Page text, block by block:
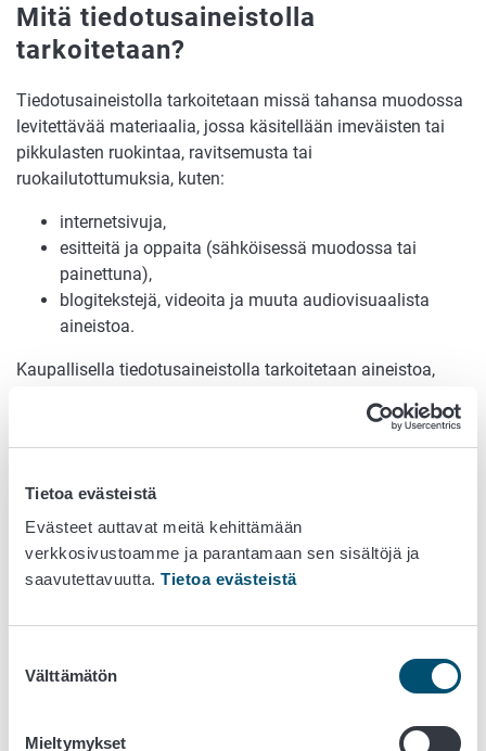
Tietoa evästeistä
Evästeet auttavat meitä kehittämään
verkkosivustoamme ja parantamaan sen sisältöjä ja
saavutettavuutta. Tietoa evästeistä
valinta
Välttämätön
Mieltymykset
Mitä tiedotusaineistolla
tarkoitetaan?
Tiedotusaineistolla tarkoitetaan missä tahansa muodossa
levitettävää materiaalia, jossa käsitellään imeväisten tai
pikkulasten ruokintaa, ravitsemusta tai
ruokailutottumuksia, kuten:
internetsivuja,
esitteitä ja oppaita (sähköisessä muodossa tai
painettuna),
blogitekstejä, videoita ja muuta audiovisuaalista
aineistoa.
Kaupallisella tiedotusaineistolla tarkoitetaan aineistoa,
kustantama. Elintarvikelainsäädännön edellyttämät
elintarviketiedot eivät ole asetuksessa tarkoitettua
Terveyden ja hyvinvoinnin laitos THL hyväksyy ennalta
imeväisen
ruokintaa koskevan kaupallisen
tiedotusaineiston
. THL myös ylläpitää julkista luetteloa
ohjeet ennakkohyväksynnän hakemiseksi löytyvätTHL:n
Yritysten, yhteisöjen tai muiden toimijoiden internetsivut
tiedotusaineistoa, jos niissä esitetään imeväisten tai